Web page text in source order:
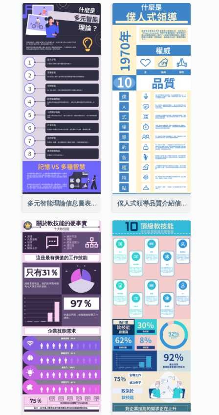
多元智能理論信息圖表 僕人式領導品質介紹信息圖表